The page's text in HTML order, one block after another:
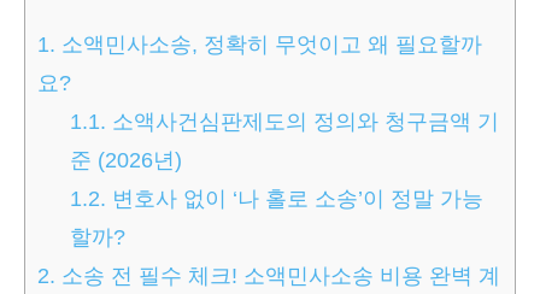
1. 소액민사소송, 정확히 무엇이고 왜 필요할까
요?
1.1. 소액사건심판제도의 정의와 청구금액 기
준 (2026년)
1.2. 변호사 없이 ‘나 홀로 소송’이 정말 가능
할까?
2. 소송 전 필수 체크! 소액민사소송 비용 완벽 계